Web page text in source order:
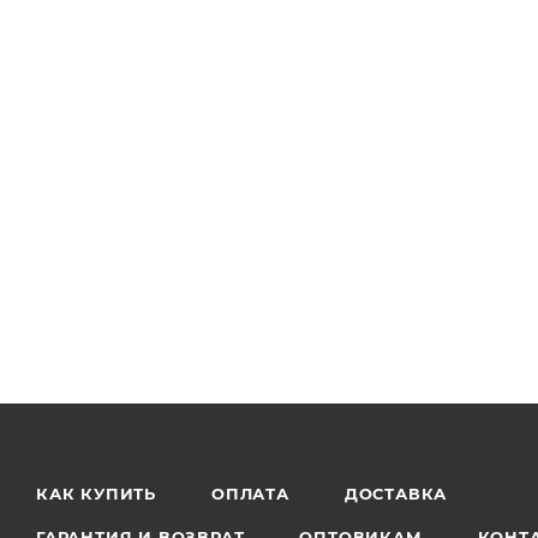
КАК КУПИТЬ ОПЛАТА ДОСТАВКА